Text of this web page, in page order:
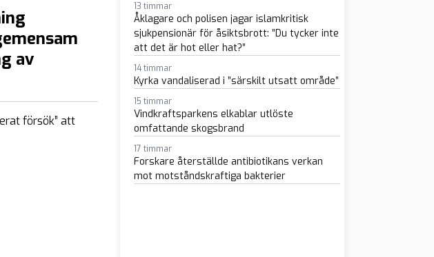
av
försök” att
13 timmar
Åklagare och polisen jagar islamkritisk
sjukpensionär för åsiktsbrott: ”Du tycker inte
att det är hot eller hat?”
14 timmar
Kyrka vandaliserad i ”särskilt utsatt område”
15 timmar
Vindkraftsparkens elkablar utlöste
omfattande skogsbrand
17 timmar
Forskare återställde antibiotikans verkan
mot motståndskraftiga bakterier